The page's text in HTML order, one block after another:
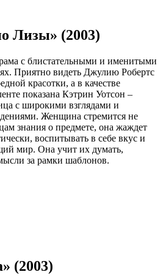
Лизы» (2003)
с блистательными и именитыми
Приятно видеть Джулию Робертс
красотки, а в качестве
показана Кэтрин Уотсон –
с широкими взглядами и
Женщина стремится не
знания о предмете, она жаждет
воспитывать в себе вкус и
мир. Она учит их думать,
за рамки шаблонов.
(2003)